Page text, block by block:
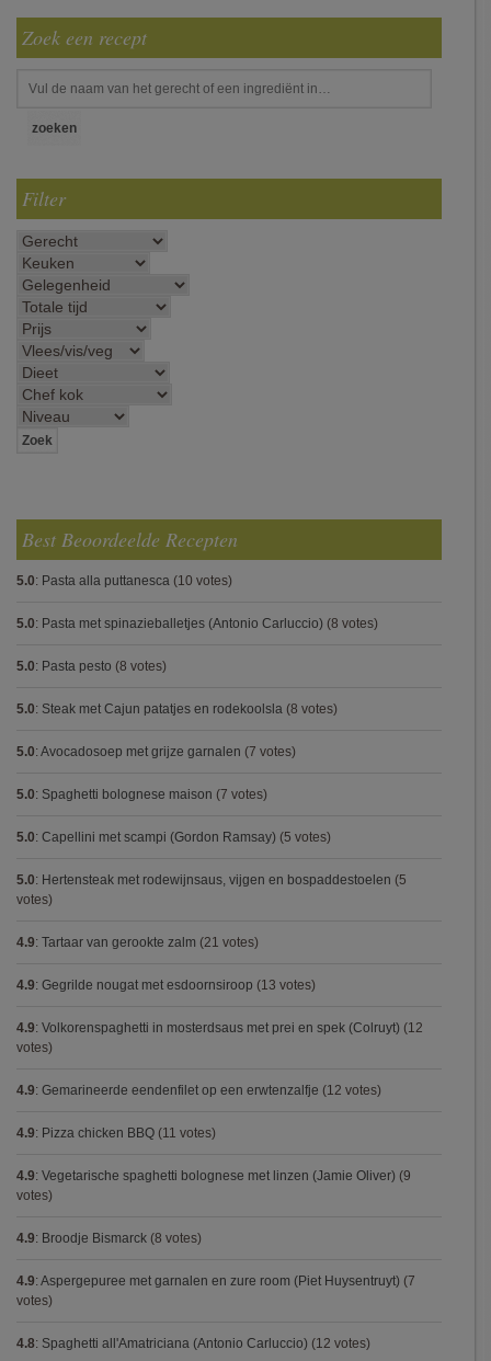
Zoek een recept
Filter
Best Beoordeelde Recepten
5.0: Pasta alla puttanesca (10 votes)
5.0: Pasta met spinazieballetjes (Antonio Carluccio) (8 votes)
5.0: Pasta pesto (8 votes)
5.0: Steak met Cajun patatjes en rodekoolsla (8 votes)
5.0: Avocadosoep met grijze garnalen (7 votes)
5.0: Spaghetti bolognese maison (7 votes)
5.0: Capellini met scampi (Gordon Ramsay) (5 votes)
5.0: Hertensteak met rodewijnsaus, vijgen en bospaddestoelen (5
votes)
4.9: Tartaar van gerookte zalm (21 votes)
4.9: Gegrilde nougat met esdoornsiroop (13 votes)
4.9: Volkorenspaghetti in mosterdsaus met prei en spek (Colruyt) (12
votes)
4.9: Gemarineerde eendenfilet op een erwtenzalfje (12 votes)
4.9: Pizza chicken BBQ (11 votes)
4.9: Vegetarische spaghetti bolognese met linzen (Jamie Oliver) (9
votes)
4.9: Broodje Bismarck (8 votes)
4.9: Aspergepuree met garnalen en zure room (Piet Huysentruyt) (7
votes)
4.8: Spaghetti all'Amatriciana (Antonio Carluccio) (12 votes)